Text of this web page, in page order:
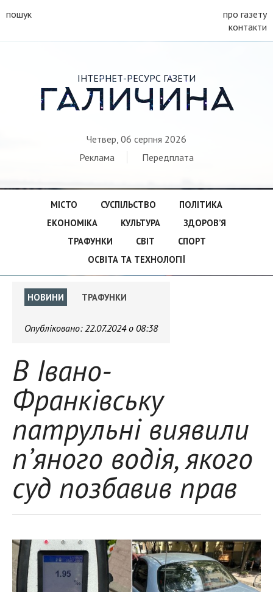
пошук
про газету
контакти
ІНТЕРНЕТ-РЕСУРС ГАЗЕТИ
ГАЛИЧИНА
Четвер, 06 серпня 2026
Реклама
Передплата
МІСТО СУСПІЛЬСТВО
ПОЛІТИКА
ЕКОНОМІКА
КУЛЬТУРА
ЗДОРОВ’Я
ТРАФУНКИ
СВІТ
СПОРТ
ОСВІТА ТА ТЕХНОЛОГІЇ
НОВИНИ ТРАФУНКИ
Опубліковано:22.07.2024 о 08:38
В Івано-
Франківську
патрульні виявили
п’яного водія, якого
суд позбавив прав